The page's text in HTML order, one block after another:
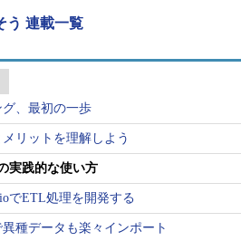
う 連載一覧
グ、最初の一歩
リットを理解しよう
実践的な使い方
でETL処理を開発する
異種データも楽々インポート